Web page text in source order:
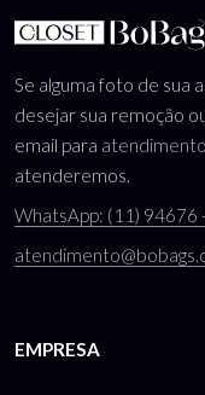
Se alguma foto de sua
desejar sua remoção
email para
atenderemos.
WhatsApp: (11) 94676
EMPRESA